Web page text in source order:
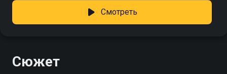
Смотреть
Сюжет